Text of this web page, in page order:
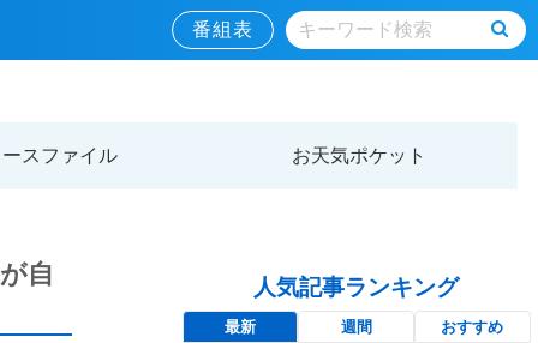
番組表
スファイル お天気ポケット
自 人気記事ランキング
最新 週間 おすすめ